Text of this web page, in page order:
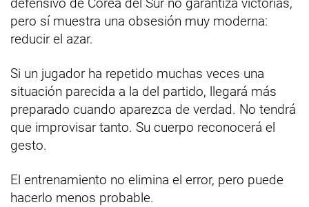
defensivo de Corea del Sur no garantiza victorias,
pero sí muestra una obsesión muy moderna:
reducir el azar.
Si un jugador ha repetido muchas veces una
situación parecida a la del partido, llegará más
preparado cuando aparezca de verdad. No tendrá
que improvisar tanto. Su cuerpo reconocerá el
gesto.
El entrenamiento no elimina el error, pero puede
hacerlo menos probable.